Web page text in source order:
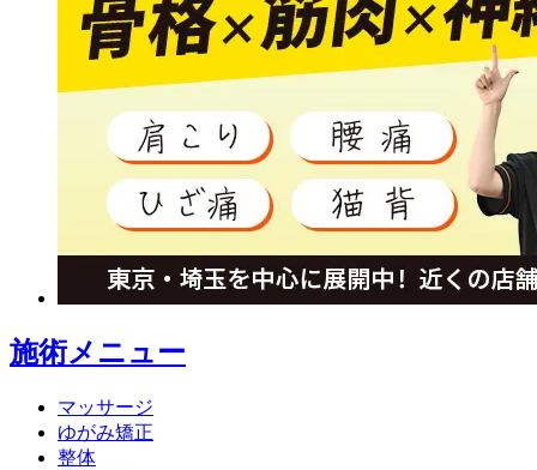
施術メニュー
マッサージ
ゆがみ矯正
整体